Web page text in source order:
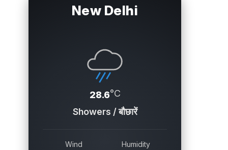
New Delhi
28.6°C
Showers / बौछारें
Wind Humidity